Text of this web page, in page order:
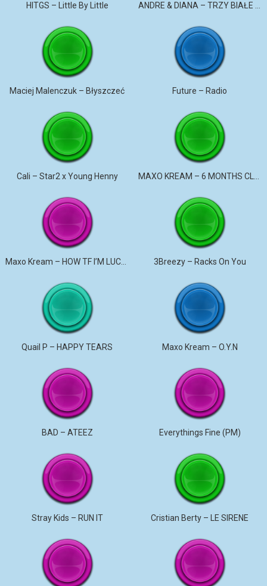
HITGS – Little By Little
Maciej Malenczuk – Błyszczeć Future – Radio
Cali – Star2 x Young Henny
Maxo Kream – HOW TF I’M LUCKY 3Breezy – Racks On You
Quail P – HAPPY TEARS Maxo Kream – O.Y.N
BAD – ATEEZ Everythings Fine (PM)
Stray Kids – RUN IT Cristian Berty – LE SIRENE